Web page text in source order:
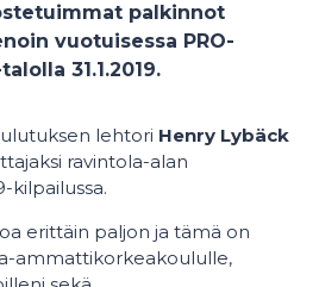
palkinnot
vuotuisessa PRO-
31.1.2019.
lehtori Henry Lybäck
ravintola-alan
kilpailussa.
erittäin paljon ja tämä on
ammattikorkeakoululle,